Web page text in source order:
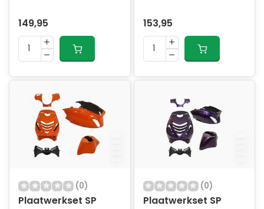
149,95 153,95
(0)
Plaatwerkset SP
(0)
Plaatwerkset SP